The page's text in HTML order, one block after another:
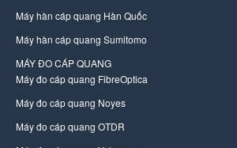
Máy hàn cáp quang Hàn Quốc
Máy hàn cáp quang Sumitomo
MÁY ĐO CÁP QUANG
Máy đo cáp quang FibreOptica
Máy đo cáp quang Noyes
Máy đo cáp quang OTDR